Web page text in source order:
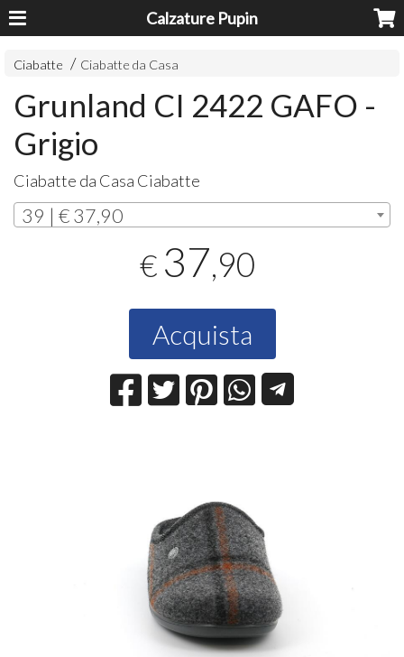
Calzature Pupin
Ciabatte Ciabatte da Casa
Grunland CI 2422 GAFO -
Grigio
Ciabatte da Casa Ciabatte
39 | € 37,90
€ 37,90
Acquista